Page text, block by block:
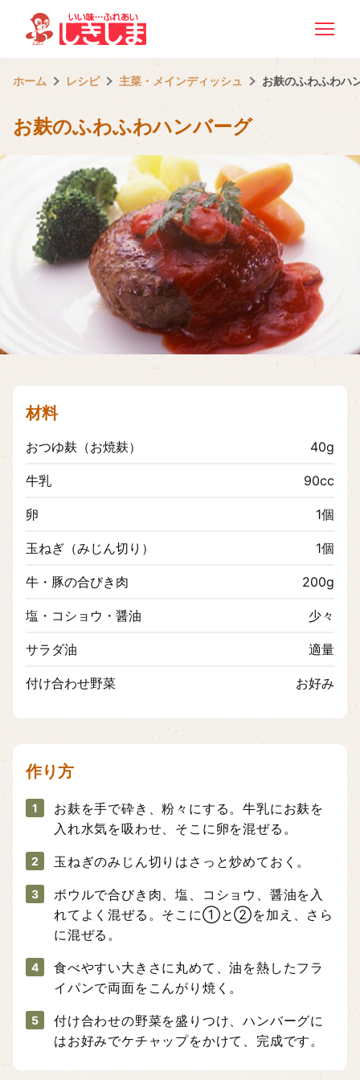
ホーム レシピ 主菜・メインディッシュ お麸のふわふわハ
お麸のふわふわハンバーグ
材料
おつゆ麸（お焼麸） 40g
牛乳 90cc
卵 1個
玉ねぎ（みじん切り） 1個
牛・豚の合びき肉 200g
塩・コショウ・醤油 少々
サラダ油 適量
付け合わせ野菜 お好み
作り方
1
お麸を手で砕き、粉々にする。牛乳にお麸を
入れ水気を吸わせ、そこに卵を混ぜる。
2 玉ねぎのみじん切りはさっと炒めておく。
3
ボウルで合びき肉、塩、コショウ、醤油を入
れてよく混ぜる。そこに①と②を加え、さら
に混ぜる。
4
食べやすい大きさに丸めて、油を熱したフラ
イパンで両面をこんがり焼く。
5
付け合わせの野菜を盛りつけ、ハンバーグに
はお好みでケチャップをかけて、完成です。